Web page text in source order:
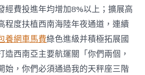
經費投進年均增加8%以上；擴展高
程度扶植西南海陸年夜通道，連續
養網車馬費綠色進級并積極拓展國
造西南亞主要航運關「你們兩個，
始，你們必須通過我的天秤座三階